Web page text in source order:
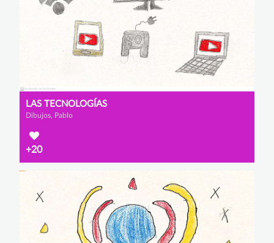
LAS TECNOLOGÍAS
Dibujos, Pablo
+20